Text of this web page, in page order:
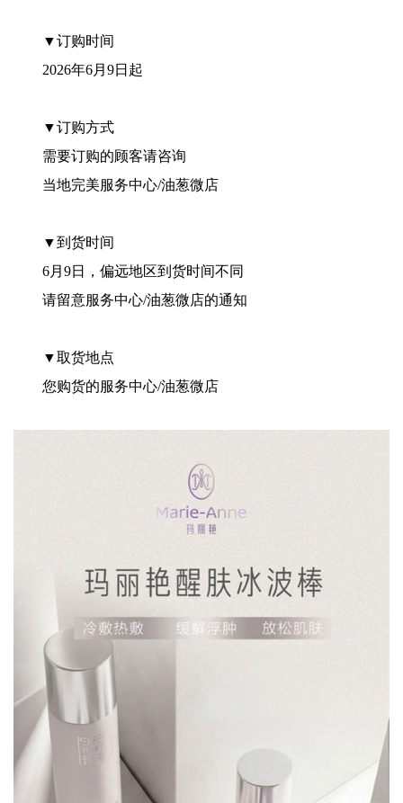
▼订购时间
2026年6月9日起
▼订购方式
需要订购的顾客请咨询
当地完美服务中心/油葱微店
▼到货时间
6月9日，偏远地区到货时间不同
请留意服务中心/油葱微店的通知
▼取货地点
您购货的服务中心/油葱微店